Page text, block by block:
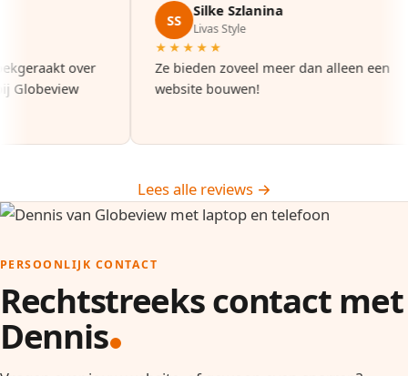
over
bij Globeview
SS
Silke Szlanina
Livas Style
★★★★★
Ze bieden zoveel meer dan alleen een
website bouwen!
Lees alle reviews →
PERSOONLIJK CONTACT
Rechtstreeks contact met
Dennis